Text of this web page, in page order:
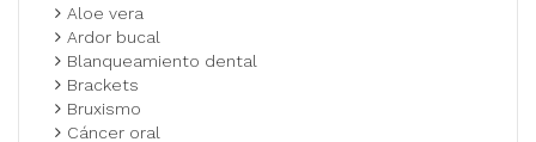
Aloe vera
Ardor bucal
Blanqueamiento dental
Brackets
Bruxismo
Cáncer oral